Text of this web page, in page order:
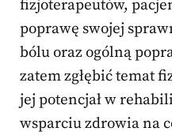
fizjoterapeutów,
poprawę swojej
bólu oraz ogólną
zatem zgłębić temat
jej potencjał w
wsparciu zdrowia na